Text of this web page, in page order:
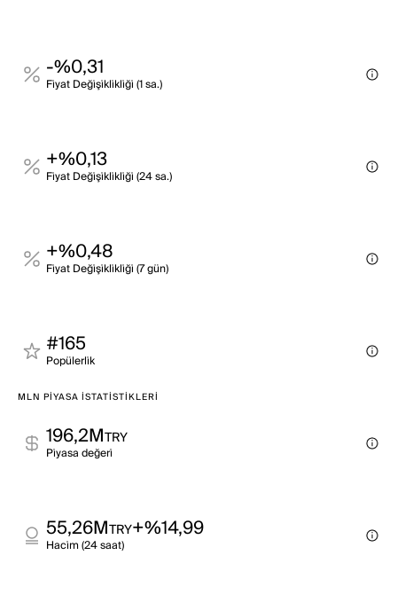
-%0,31
Fi̇yat Deği̇şi̇kli̇kli̇ği̇ (1 sa.)
+%0,13
Fi̇yat Deği̇şi̇kli̇kli̇ği̇ (24 sa.)
+%0,48
Fi̇yat Deği̇şi̇kli̇kli̇ği̇ (7 gün)
#165
Popülerli̇k
MLN PIYASA İSTATISTIKLERI
196,2MTRY
Pi̇yasa değeri̇
55,26MTRY+%14,99
Haci̇m (24 saat)